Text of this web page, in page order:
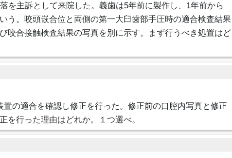
を主訴として来院した。義歯は5年前に製作し、1年前から
う。咬頭嵌合位と両側の第一大臼歯部手圧時の適合検査結果
咬合接触検査結果の写真を別に示す。まず行うべき処置はど
の適合を確認し修正を行った。修正前の口腔内写真と修正
を行った理由はどれか。１つ選べ。